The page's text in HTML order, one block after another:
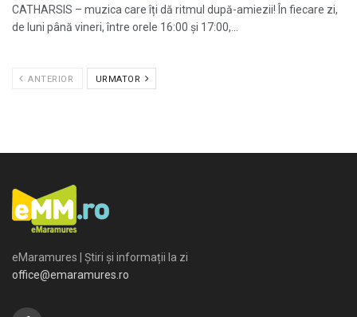
CATHARSIS – muzica care îți dă ritmul după-amiezii! În fiecare zi,
de luni până vineri, între orele 16:00 și 17:00,...
ANTERIOR URMATOR
eMaramures | Știri și informații la zi
office@emaramures.ro